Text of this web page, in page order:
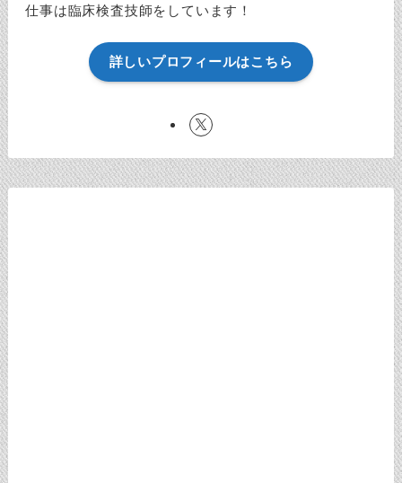
仕事は臨床検査技師をしています！
詳しいプロフィールはこちら